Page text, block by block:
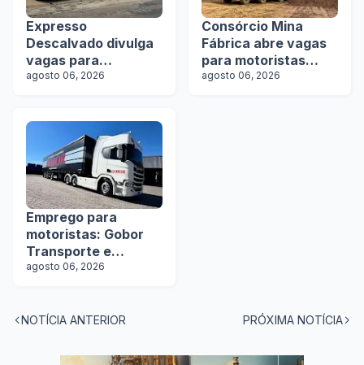
Expresso
Descalvado divulga
vagas para
motoristas
agosto 06, 2026
Consórcio Mina
Fábrica abre vagas
para motoristas
categoria D
agosto 06, 2026
Emprego para
motoristas: Gobor
Transporte e
Logística abre vagas
agosto 06, 2026
NOTÍCIA ANTERIOR PRÓXIMA NOTÍCIA